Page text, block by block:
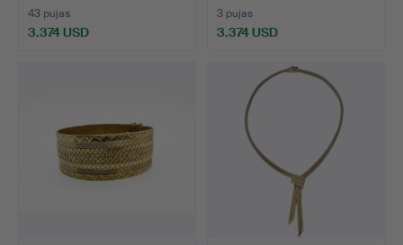
43 pujas
3.374 USD
3 pujas
3.374 USD